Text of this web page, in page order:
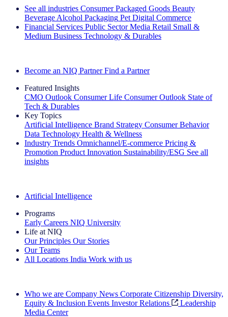
See all industries Consumer Packaged Goods Beauty
Beverage Alcohol Packaging Pet Digital Commerce
Financial Services Public Sector Media Retail Small &
Medium Business Technology & Durables
Become an NIQ Partner Find a Partner
Featured Insights
CMO Outlook Consumer Life Consumer Outlook State of
Tech & Durables
Key Topics
Artificial Intelligence Brand Strategy Consumer Behavior
Data Technology Health & Wellness
Industry Trends Omnichannel/E-commerce Pricing &
Promotion Product Innovation Sustainability/ESG See all
insights
Artificial Intelligence
Programs
Early Careers NIQ University
Life at NIQ
Our Principles Our Stories
Our Teams
All Locations India Work with us
Who we are Company News Corporate Citizenship Diversity,
Equity & Inclusion Events Investor Relations
Leadership
Media Center